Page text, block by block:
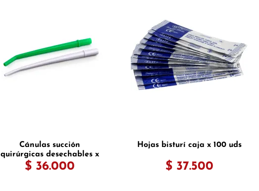
Cánulas succión
quirúrgicas desechables x
25 uds
$ 36.000
Hojas bisturí caja x 100 uds
$ 37.500